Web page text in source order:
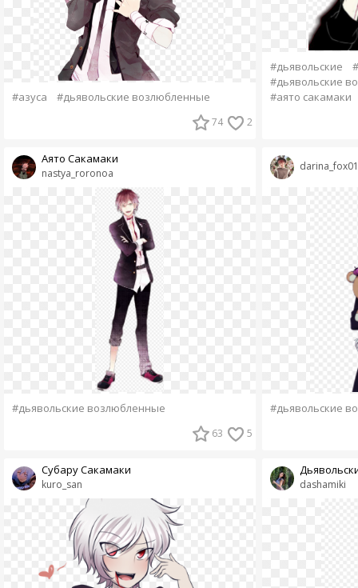
#азуса #дьявольские возлюбленные
74 2
nastya_roronoa
Аято Сакамаки
#дьявольские возлюбленные
63 5
kuro_san
Субару Сакамаки
#дьявольские
#дьявольские
#аято сакамаки
darina_fox01
#дьявольские
dashamiki